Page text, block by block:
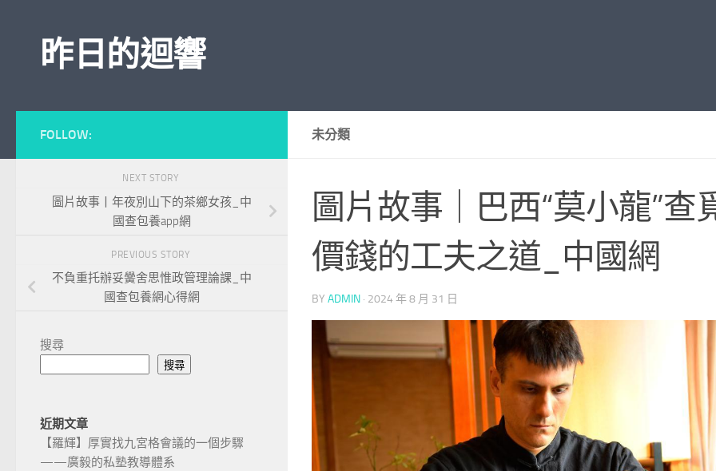
昨日的迴響
未分類
圖片故事｜巴西“莫小龍”查
價錢的工夫之道_中國網
BY ADMIN · 2024 年 8 月 31 日
FOLLOW:
NEXT STORY
圖片故事丨年夜別山下的茶鄉女孩_中
國查包養app網
PREVIOUS STORY
不負重托辦妥黌舍思惟政管理論課_中
國查包養網心得網
搜尋
搜尋
近期文章
【羅輝】厚實找九宮格會議的一個步驟
——廣毅的私塾教導體系